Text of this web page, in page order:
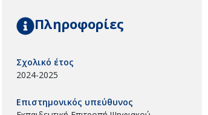
Πληροφορίες
Σχολικό έτος
2024-2025
Επιστημονικός υπεύθυνος